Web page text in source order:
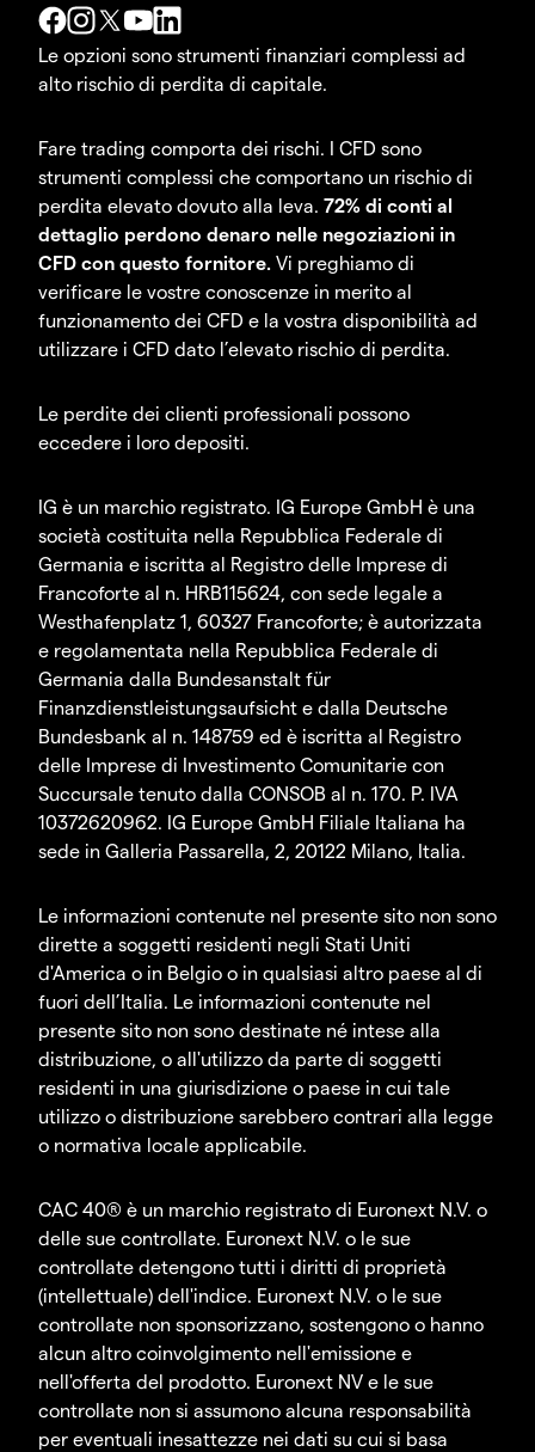
Le opzioni sono strumenti finanziari complessi ad
alto rischio di perdita di capitale.
Fare trading comporta dei rischi. I CFD sono
strumenti complessi che comportano un rischio di
perdita elevato dovuto alla leva. 72% di conti al
dettaglio perdono denaro nelle negoziazioni in
CFD con questo fornitore. Vi preghiamo di
verificare le vostre conoscenze in merito al
funzionamento dei CFD e la vostra disponibilità ad
utilizzare i CFD dato l’elevato rischio di perdita.
Le perdite dei clienti professionali possono
eccedere i loro depositi.
IG è un marchio registrato. IG Europe GmbH è una
società costituita nella Repubblica Federale di
Germania e iscritta al Registro delle Imprese di
Francoforte al n. HRB115624, con sede legale a
Westhafenplatz 1, 60327 Francoforte; è autorizzata
e regolamentata nella Repubblica Federale di
Germania dalla Bundesanstalt für
Finanzdienstleistungsaufsicht e dalla Deutsche
Bundesbank al n. 148759 ed è iscritta al Registro
delle Imprese di Investimento Comunitarie con
Succursale tenuto dalla CONSOB al n. 170. P. IVA
10372620962. IG Europe GmbH Filiale Italiana ha
sede in Galleria Passarella, 2, 20122 Milano, Italia.
Le informazioni contenute nel presente sito non sono
dirette a soggetti residenti negli Stati Uniti
d'America o in Belgio o in qualsiasi altro paese al di
fuori dell’Italia. Le informazioni contenute nel
presente sito non sono destinate né intese alla
distribuzione, o all'utilizzo da parte di soggetti
residenti in una giurisdizione o paese in cui tale
utilizzo o distribuzione sarebbero contrari alla legge
o normativa locale applicabile.
CAC 40® è un marchio registrato di Euronext N.V. o
delle sue controllate. Euronext N.V. o le sue
controllate detengono tutti i diritti di proprietà
(intellettuale) dell'indice. Euronext N.V. o le sue
controllate non sponsorizzano, sostengono o hanno
alcun altro coinvolgimento nell'emissione e
nell'offerta del prodotto. Euronext NV e le sue
controllate non si assumono alcuna responsabilità
per eventuali inesattezze nei dati su cui si basa